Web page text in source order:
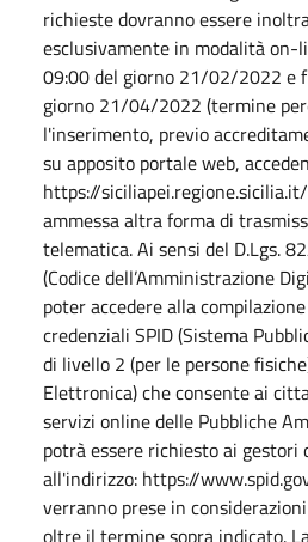
richieste dovranno essere
esclusivamente in modalità on-
09:00 del giorno 21/02/2022 e
giorno 21/04/2022 (termine
l'inserimento, previo
su apposito portale web,
https://
ammessa altra forma di
telematica. Ai sensi del D.Lgs.
(Codice dell’Amministrazione
poter accedere alla
credenziali SPID (Sistema
di livello 2 (per le persone
Elettronica) che consente ai
servizi online delle Pubbliche
potrà essere richiesto ai
all'indirizzo: https://
verranno prese in
oltre il termine sopra indicato.